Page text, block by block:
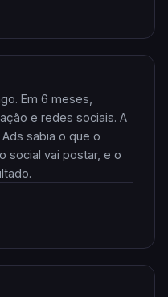
Em 6 meses,
e redes sociais. A
sabia o que o
social vai postar, e o